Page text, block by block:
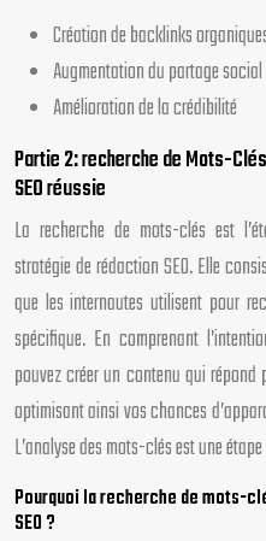
Création de backlinks
Augmentation du partage social
Amélioration de la crédibilité
Partie 2: recherche de Mots-
SEO réussie
La recherche de mots-clés est
stratégie de rédaction SEO. Elle
que les internautes utilisent pour
spécifique. En comprenant
pouvez créer un contenu qui
optimisant ainsi vos chances
L’analyse des mots-clés est une
Pourquoi la recherche de mots-
SEO ?